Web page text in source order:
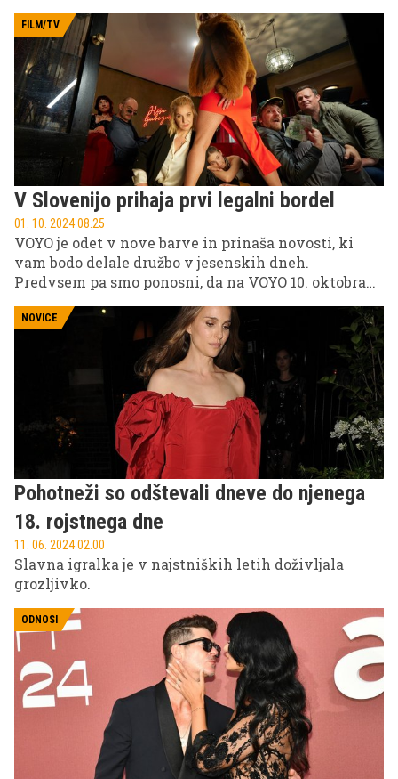
FILM/TV
V Slovenijo prihaja prvi legalni bordel
01. 10. 2024 08.25
VOYO je odet v nove barve in prinaša novosti, ki
vam bodo delale družbo v jesenskih dneh.
Predvsem pa smo ponosni, da na VOYO 10. oktobra
ljubezni, ki nas bo z vrhunsko igralsko zasedbo
popeljala v prvi slovenski (legalni!) bordel. Tukaj pa
so še športni prenosi in nove sezone najbolj
priljubljenih resničnostnih šovov. Priporočamo tudi
ogled filma meseca oktobra, ki je Tom Clancy: Brez
obžalovanja.
NOVICE
Pohotneži so odštevali dneve do njenega
18. rojstnega dne
11. 06. 2024 02.00
Slavna igralka je v najstniških letih doživljala
grozljivko.
ODNOSI